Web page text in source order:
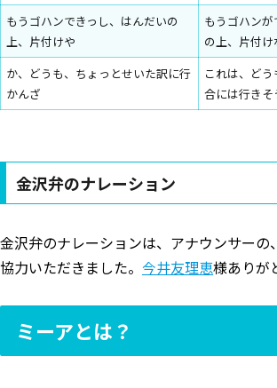
もうゴハンできっし、はんだいの
上、片付けや
もうゴハン
の上、片付け
か、どうも、ちょっとせいた訳に行
かんざ
これは、ど
合には行きそ
金沢弁のナレーション
金沢弁のナレーションは、アナウンサーの、
協力いただきました。 今井友理恵様ありが
ミーアとは？